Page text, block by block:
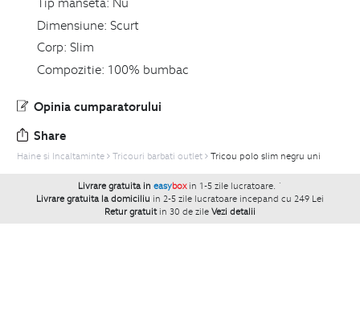
Dimensiune: Scurt
Corp: Slim
Compozitie: 100% bumbac
Opinia cumparatorului
Share
Haine si Incaltaminte Tricouri barbati outlet Tricou polo slim negru uni
Livrare gratuita in easybox in 1-5 zile lucratoare. `
Livrare gratuita la domiciliu in 2-5 zile lucratoare incepand cu 249 Lei
Retur gratuit in 30 de zile Vezi detalii